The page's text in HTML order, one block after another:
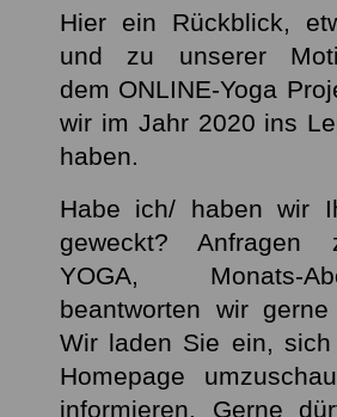
Hier ein Rückblick,
und zu unserer
dem ONLINE-Yoga
wir im Jahr 2020 ins
haben.
Habe ich/ haben wir
geweckt? Anfragen
YOGA, Monats-
beantworten wir
Wir laden Sie ein,
Homepage
informieren. Gerne